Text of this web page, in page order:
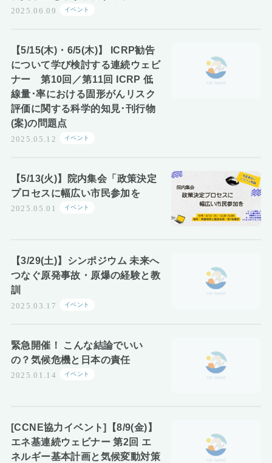
2025.06.09 イベント
【5/15(木)・6/5(木)】 ICRP勧告
について学び検討する連続ウェビ
ナー 第10回／第11回 ICRP 低
線量･率における固形がんリスク
評価に関する科学的知見･刊行物
(案)の問題点
2025.05.12 イベント
【5/13(火)】院内集会「政策決定
プロセスに幅広い市民参加を
2025.05.01 イベント
【3/29(土)】シンポジウム 未来へ
つなぐ原発事故・原爆の経験と教
訓
2025.03.17 イベント
緊急開催！ こんな結論でいい
の？気候危機と日本の責任
2025.01.14 イベント
[CCNE協力イベント]【8/9(金)】
エネ基連続ウェビナー 第2回 エ
ネルギー基本計画と気候変動対策